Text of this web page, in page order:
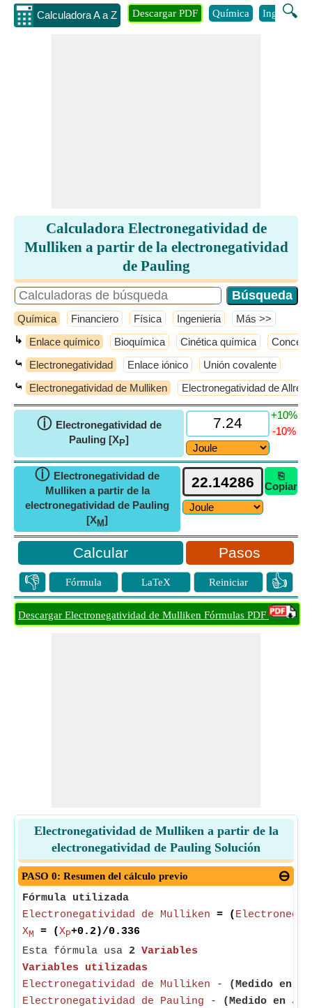
Calculadora A a Z 🔍
Descargar PDF Química Ingenieria
Calculadora Electronegatividad de
Mulliken a partir de la electronegatividad
de Pauling
Química Financiero Física Ingenieria ​Más >>
↳ Enlace químico Bioquímica Cinética química
⤿ Electronegatividad Enlace iónico Unión covalente
⤿ Electronegatividad de Mulliken Electronegatividad de Allred
ⓘ Electronegatividad de
Pauling [XP]
+10%
-10%
ⓘ Electronegatividad de
Mulliken a partir de la
electronegatividad de Pauling
[XM]
⎘
Copiar
Pasos
👎 Fórmula LaTeX Reiniciar 👍
Descargar Electronegatividad de Mulliken Fórmulas PDF
Electronegatividad de Mulliken a partir de la
electronegatividad de Pauling Solución
PASO 0: Resumen del cálculo previo
Fórmula utilizada
Electronegatividad de Mulliken = (
XM = (XP+0.2)/0.336
Esta fórmula usa 2 Variables
Variables utilizadas
Electronegatividad de Mulliken -
(Medido en
Electronegatividad de Pauling - (Medido en